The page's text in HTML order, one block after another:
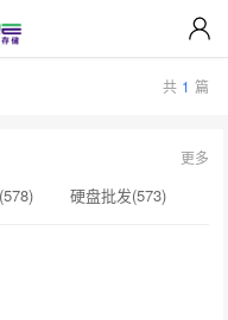
共 1 篇
硬盘批发(573)
更多